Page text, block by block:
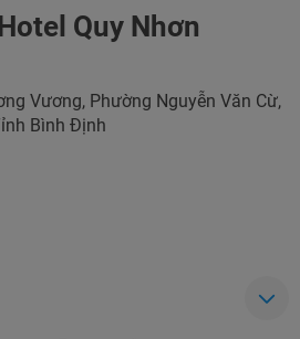
Quy Nhơn
Vương, Phường Nguyễn Văn Cừ,
Bình Định